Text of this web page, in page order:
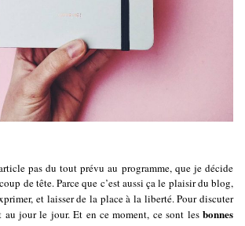
pas du tout prévu au programme, que je décide
de tête. Parce que c’est aussi ça le plaisir du blog,
et laisser de la place à la liberté. Pour discuter
jour le jour. Et en ce moment, ce sont les bonnes